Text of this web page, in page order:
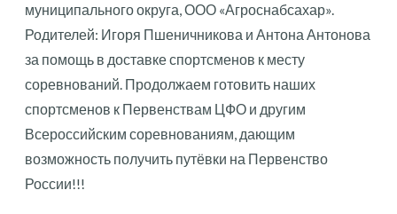
муниципального округа, ООО «Агроснабсахар».
Родителей: Игоря Пшеничникова и Антона Антонова
за помощь в доставке спортсменов к месту
соревнований. Продолжаем готовить наших
спортсменов к Первенствам ЦФО и другим
Всероссийским соревнованиям, дающим
возможность получить путёвки на Первенство
России!!!